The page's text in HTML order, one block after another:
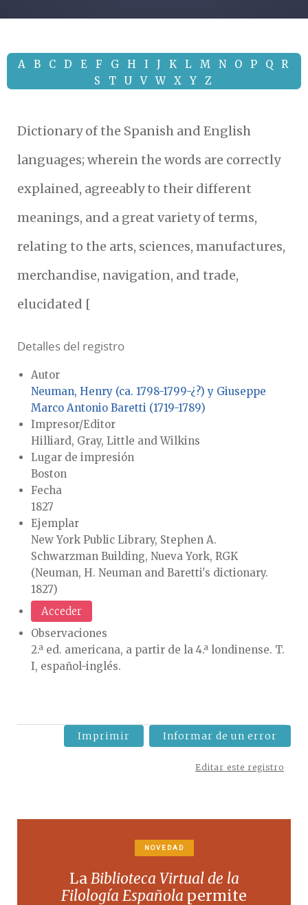
A B C D E F G H I J K L M N O P Q
R
S
T U V W X Y Z
Dictionary of the Spanish and English
languages; wherein the words are correctly
explained, agreeably to their different
meanings, and a great variety of terms,
relating to the arts, sciences, manufactures,
merchandise, navigation, and trade,
elucidated [
Detalles del registro
Autor
Neuman, Henry (ca. 1798-1799-¿?) y Giuseppe
Marco Antonio Baretti (1719-1789)
Impresor/Editor
Hilliard, Gray, Little and Wilkins
Lugar de impresión
Boston
Fecha
1827
Ejemplar
New York Public Library, Stephen A.
Schwarzman Building, Nueva York, RGK
(Neuman, H. Neuman and Baretti's dictionary.
1827)
Acceder
Observaciones
2.ª ed. americana, a partir de la 4.ª londinense. T.
I, español-inglés.
Imprimir Informar de un error
Editar este registro
NOVEDAD
LaBiblioteca Virtual de la
Filología Española permite